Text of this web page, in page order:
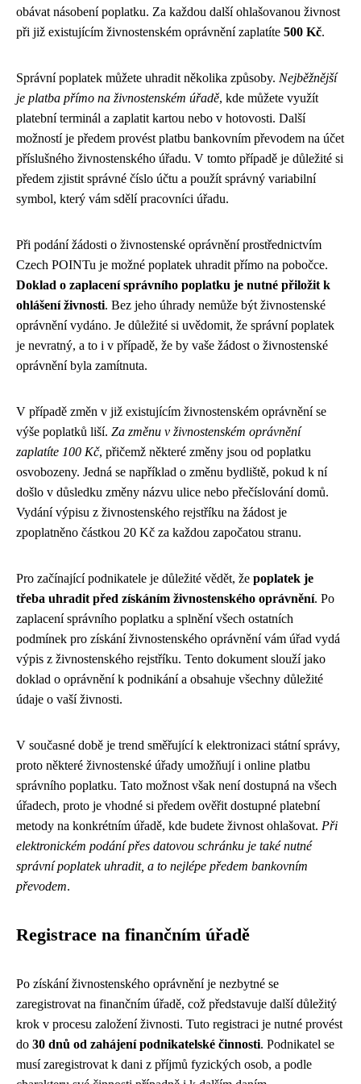
obávat násobení poplatku. Za každou další ohlašovanou živnost
při již existujícím živnostenském oprávnění zaplatíte 500 Kč.
Správní poplatek můžete uhradit několika způsoby. Nejběžnější
je platba přímo na živnostenském úřadě, kde můžete využít
platební terminál a zaplatit kartou nebo v hotovosti. Další
možností je předem provést platbu bankovním převodem na účet
příslušného živnostenského úřadu. V tomto případě je důležité si
předem zjistit správné číslo účtu a použít správný variabilní
symbol, který vám sdělí pracovníci úřadu.
Při podání žádosti o živnostenské oprávnění prostřednictvím
Czech POINTu je možné poplatek uhradit přímo na pobočce.
Doklad o zaplacení správního poplatku je nutné přiložit k
ohlášení živnosti. Bez jeho úhrady nemůže být živnostenské
oprávnění vydáno. Je důležité si uvědomit, že správní poplatek
je nevratný, a to i v případě, že by vaše žádost o živnostenské
oprávnění byla zamítnuta.
V případě změn v již existujícím živnostenském oprávnění se
výše poplatků liší. Za změnu v živnostenském oprávnění
zaplatíte 100 Kč, přičemž některé změny jsou od poplatku
osvobozeny. Jedná se například o změnu bydliště, pokud k ní
došlo v důsledku změny názvu ulice nebo přečíslování domů.
Vydání výpisu z živnostenského rejstříku na žádost je
zpoplatněno částkou 20 Kč za každou započatou stranu.
Pro začínající podnikatele je důležité vědět, že poplatek je
třeba uhradit před získáním živnostenského oprávnění. Po
zaplacení správního poplatku a splnění všech ostatních
podmínek pro získání živnostenského oprávnění vám úřad vydá
výpis z živnostenského rejstříku. Tento dokument slouží jako
doklad o oprávnění k podnikání a obsahuje všechny důležité
údaje o vaší živnosti.
V současné době je trend směřující k elektronizaci státní správy,
proto některé živnostenské úřady umožňují i online platbu
správního poplatku. Tato možnost však není dostupná na všech
úřadech, proto je vhodné si předem ověřit dostupné platební
metody na konkrétním úřadě, kde budete živnost ohlašovat. Při
elektronickém podání přes datovou schránku je také nutné
správní poplatek uhradit, a to nejlépe předem bankovním
převodem.
Registrace na finančním úřadě
Po získání živnostenského oprávnění je nezbytné se
zaregistrovat na finančním úřadě, což představuje další důležitý
krok v procesu založení živnosti. Tuto registraci je nutné provést
do 30 dnů od zahájení podnikatelské činnosti. Podnikatel se
musí zaregistrovat k dani z příjmů fyzických osob, a podle